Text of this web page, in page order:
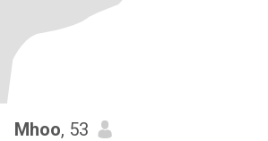
Mhoo, 53